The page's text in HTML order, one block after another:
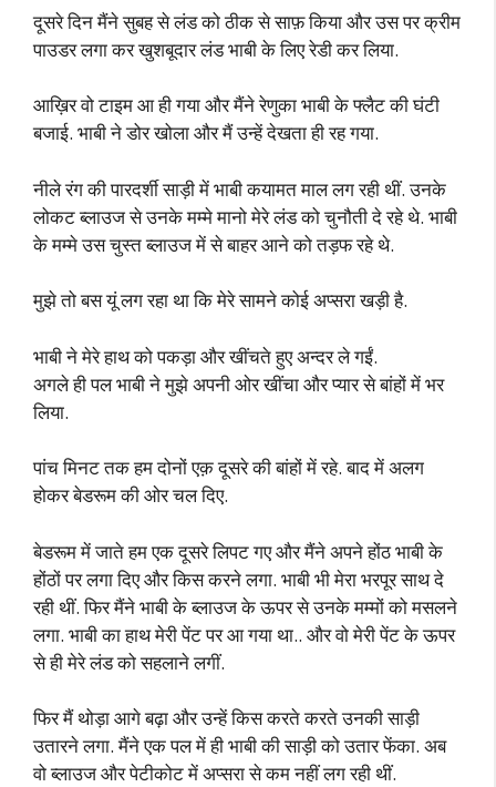
दूसरे दिन मैंने सुबह से लंड को ठीक से साफ़ किया और उस पर क्रीम
पाउडर लगा कर खुशबूदार लंड भाबी के लिए रेडी कर लिया.
आख़िर वो टाइम आ ही गया और मैंने रेणुका भाबी के फ्लैट की घंटी
बजाई. भाबी ने डोर खोला और मैं उन्हें देखता ही रह गया.
नीले रंग की पारदर्शी साड़ी में भाबी कयामत माल लग रही थीं. उनके
लोकट ब्लाउज से उनके मम्मे मानो मेरे लंड को चुनौती दे रहे थे. भाबी
के मम्मे उस चुस्त ब्लाउज में से बाहर आने को तड़फ रहे थे.
मुझे तो बस यूं लग रहा था कि मेरे सामने कोई अप्सरा खड़ी है.
भाबी ने मेरे हाथ को पकड़ा और खींचते हुए अन्दर ले गईं.
अगले ही पल भाबी ने मुझे अपनी ओर खींचा और प्यार से बांहों में भर
लिया.
पांच मिनट तक हम दोनों एक़ दूसरे की बांहों में रहे. बाद में अलग
होकर बेडरूम की ओर चल दिए.
बेडरूम में जाते हम एक दूसरे लिपट गए और मैंने अपने होंठ भाबी के
होंठों पर लगा दिए और किस करने लगा. भाबी भी मेरा भरपूर साथ दे
रही थीं. फिर मैंने भाबी के ब्लाउज के ऊपर से उनके मम्मों को मसलने
लगा. भाबी का हाथ मेरी पेंट पर आ गया था.. और वो मेरी पेंट के ऊपर
से ही मेरे लंड को सहलाने लगीं.
फिर मैं थोड़ा आगे बढ़ा और उन्हें किस करते करते उनकी साड़ी
उतारने लगा. मैंने एक पल में ही भाबी की साड़ी को उतार फेंका. अब
वो ब्लाउज और पेटीकोट में अप्सरा से कम नहीं लग रही थीं.